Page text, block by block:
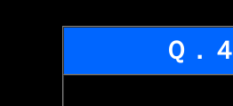
Ｑ．４